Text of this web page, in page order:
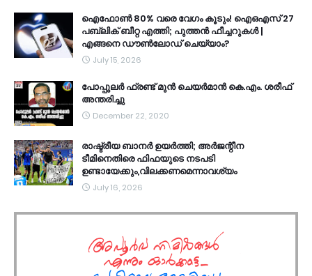
ഐഫോൺ 80% വരെ വേഗം കൂടും! ഐഒഎസ് 27
പബ്ലിക് ബീറ്റ എത്തി; പുത്തൻ ഫീച്ചറുകൾ |
എങ്ങനെ ഡൗൺലോഡ് ചെയ്യാം?
July 15, 2026
പോപ്പുലർ ഫ്രണ്ട്​ മുൻ ചെയർമാൻ കെ.എം. ശരീഫ്​
അന്തരിച്ചു
December 22, 2020
രാഷ്ട്രീയ ബാനർ ഉയർത്തി; അർജന്റീന
ടീമിനെതിരെ ഫിഫയുടെ നടപടി
ഉണ്ടായേക്കും,വിലക്കണമെന്നാവശ്യം
July 16, 2026